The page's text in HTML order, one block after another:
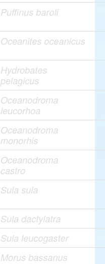
Puffinus baroli
Oceanites oceanicus
Hydrobates
pelagicus
Oceanodroma
leucorhoa
Oceanodroma
monorhis
Oceanodroma
castro
Sula sula
Sula dactylatra
Sula leucogaster
Morus bassanus